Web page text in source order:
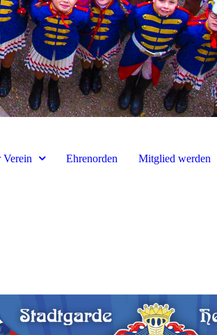
Verein Ehrenorden Mitglied werden